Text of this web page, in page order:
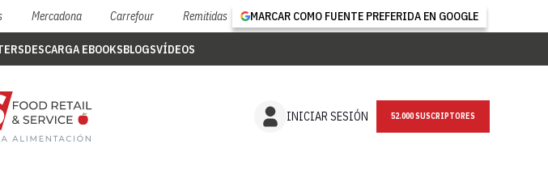
Mercadona Carrefour Remitidas MARCAR COMO FUENTE PREFERIDA EN GOOGLE
DESCARGA EBOOKSBLOGSVÍDEOS
INICIAR SESIÓN NEWSLETTER